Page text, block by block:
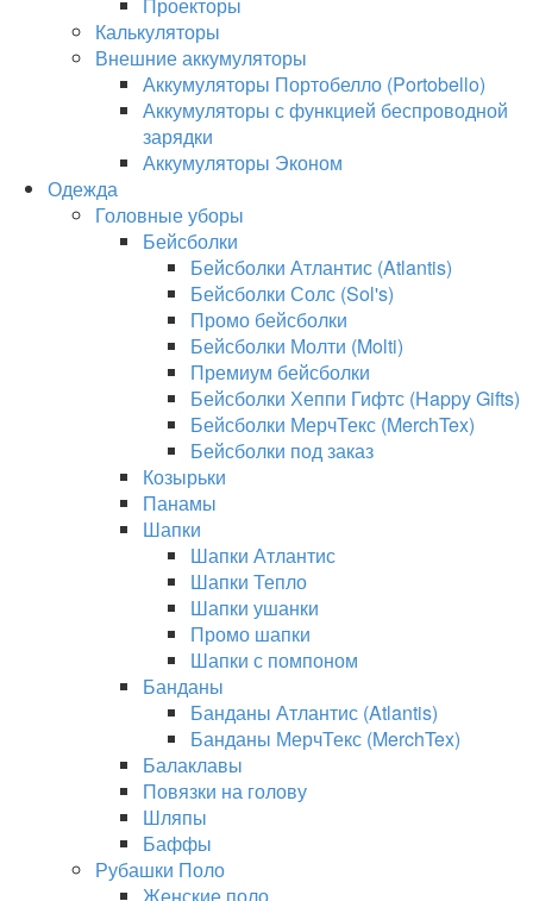
Калькуляторы
Внешние аккумуляторы
Аккумуляторы Портобелло (Portobello)
Аккумуляторы с функцией беспроводной
зарядки
Аккумуляторы Эконом
Одежда
Головные уборы
Бейсболки
Бейсболки Атлантис (Atlantis)
Бейсболки Солс (Sol's)
Промо бейсболки
Бейсболки Молти (Molti)
Премиум бейсболки
Бейсболки Хеппи Гифтс (Happy Gifts)
Бейсболки МерчТекс (MerchTex)
Бейсболки под заказ
Козырьки
Панамы
Шапки
Шапки Атлантис
Шапки Тепло
Шапки ушанки
Промо шапки
Шапки с помпоном
Банданы
Банданы Атлантис (Atlantis)
Банданы МерчТекс (MerchTex)
Балаклавы
Повязки на голову
Шляпы
Баффы
Рубашки Поло